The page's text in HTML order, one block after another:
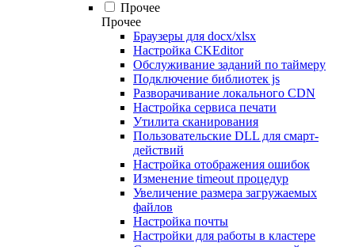
Прочее
Прочее
Браузеры для docx/xlsx
Настройка CKEditor
Обслуживание заданий по таймеру
Подключение библиотек js
Разворачивание локального CDN
Настройка сервиса печати
Утилита сканирования
Пользовательские DLL для смарт-
действий
Настройка отображения ошибок
Изменение timeout процедур
Увеличение размера загружаемых
файлов
Настройка почты
Настройки для работы в кластере